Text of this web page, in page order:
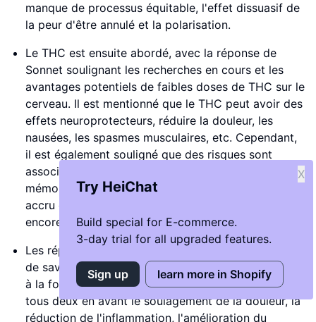
manque de processus équitable, l'effet dissuasif de
la peur d'être annulé et la polarisation.
Le THC est ensuite abordé, avec la réponse de
Sonnet soulignant les recherches en cours et les
avantages potentiels de faibles doses de THC sur le
cerveau. Il est mentionné que le THC peut avoir des
effets neuroprotecteurs, réduire la douleur, les
nausées, les spasmes musculaires, etc. Cependant,
il est également souligné que des risques sont
associés, tels que des effets négatifs sur la
mémoire, l'attention, l'apprentissage, un risque
accru de troubles psychotiques, et des effets
encore mal compris.
Les réponses d'Opus et de Chat GPT à la question
de savoir si le THC est bon pour le cerveau révèlent
à la fois des aspects positifs et négatifs. Ils mettent
tous deux en avant le soulagement de la douleur, la
réduction de l'inflammation, l'amélioration du
Try HeiChat
Build special for E-commerce.
3-day trial for all upgraded features.
X
Sign up learn more in Shopify